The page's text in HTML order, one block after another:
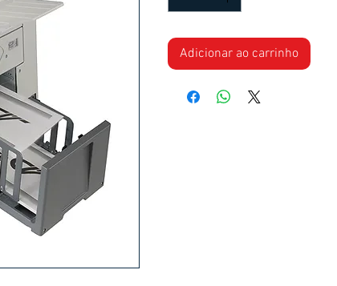
Adicionar ao carrinho